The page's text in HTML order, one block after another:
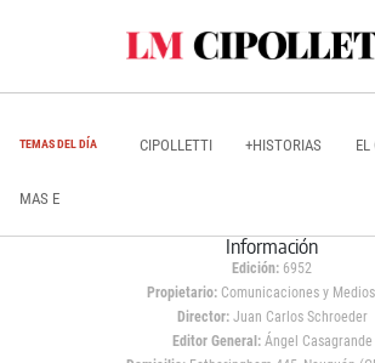
TEMAS DEL DÍA CIPOLLETTI +HISTORIAS EL
MAS E
Información
Edición: 6952
Propietario:Comunicaciones y
Director: Juan Carlos Schroeder
Editor General:Ángel Casagrande